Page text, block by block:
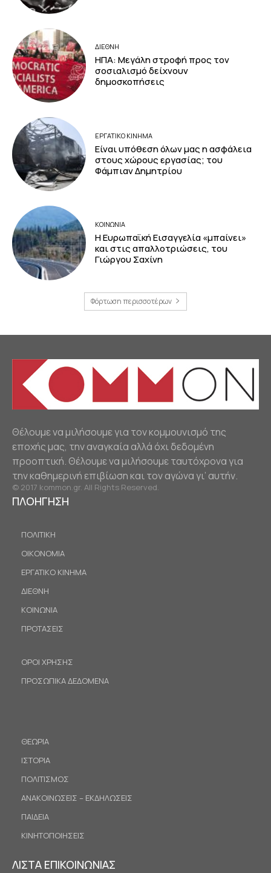
ΔΙΕΘΝΗ
ΗΠΑ: Μεγάλη στροφή προς τον
σοσιαλισμό δείχνουν
δημοσκοπήσεις
ΕΡΓΑΤΙΚΟ ΚΙΝΗΜΑ
Είναι υπόθεση όλων μας η ασφάλεια
στους χώρους εργασίας; του
Φάμπιαν Δημητρίου
ΚΟΙΝΩΝΙΑ
Η Ευρωπαϊκή Εισαγγελία «μπαίνει»
και στις απαλλοτριώσεις, του
Γιώργου Σαχίνη
Φόρτωση περισσοτέρων
Θέλουμε να μιλήσουμε για τον κομμουνισμό της
εποχής μας, την αναγκαία αλλά όχι δεδομένη
προοπτική. Θέλουμε να μιλήσουμε ταυτόχρονα για
την καθημερινή επιβίωση και τον αγώνα γι’ αυτήν.
© 2017 kommon.gr. All Rights Reserved.
ΠΛΟΗΓΗΣΗ
ΠΟΛΙΤΙΚΗ
ΟΙΚΟΝΟΜΙΑ
ΕΡΓΑΤΙΚΟ ΚΙΝΗΜΑ
ΔΙΕΘΝΗ
ΚΟΙΝΩΝΙΑ
ΠΡΟΤΑΣΕΙΣ
ΟΡΟΙ ΧΡΗΣΗΣ
ΠΡΟΣΩΠΙΚΑ ΔΕΔΟΜΕΝΑ
ΘΕΩΡΙΑ
ΙΣΤΟΡΙΑ
ΠΟΛΙΤΙΣΜΟΣ
ΑΝΑΚΟΙΝΩΣΕΙΣ – ΕΚΔΗΛΩΣΕΙΣ
ΠΑΙΔΕΙΑ
ΚΙΝΗΤΟΠΟΙΗΣΕΙΣ
ΛΙΣΤΑ ΕΠΙΚΟΙΝΩΝΙΑΣ